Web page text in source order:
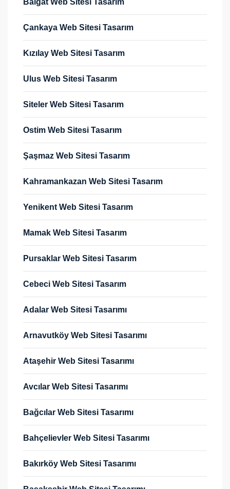
Balgat Web Sitesi Tasarım
Çankaya Web Sitesi Tasarım
Kızılay Web Sitesi Tasarım
Ulus Web Sitesi Tasarım
Siteler Web Sitesi Tasarım
Ostim Web Sitesi Tasarım
Şaşmaz Web Sitesi Tasarım
Kahramankazan Web Sitesi Tasarım
Yenikent Web Sitesi Tasarım
Mamak Web Sitesi Tasarım
Pursaklar Web Sitesi Tasarım
Cebeci Web Sitesi Tasarım
Adalar Web Sitesi Tasarımı
Arnavutköy Web Sitesi Tasarımı
Ataşehir Web Sitesi Tasarımı
Avcılar Web Sitesi Tasarımı
Bağcılar Web Sitesi Tasarımı
Bahçelievler Web Sitesi Tasarımı
Bakırköy Web Sitesi Tasarımı